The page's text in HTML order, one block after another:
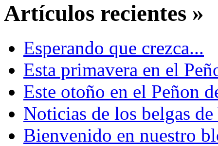
Artículos recientes »
Esperando que crezca...
Esta primavera en el
Este otoño en el Peñon
Noticias de los belgas de
Bienvenido en nuestro